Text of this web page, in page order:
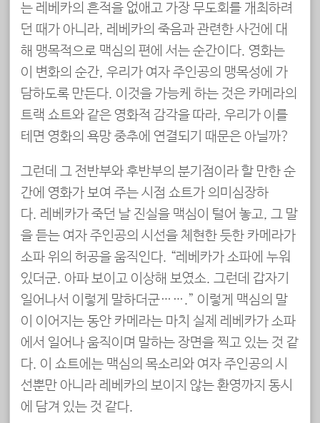
는 레베카의 흔적을 없애고 가장 무도회를 개최하려
던 때가 아니라, 레베카의 죽음과 관련한 사건에 대
해 맹목적으로 맥심의 편에 서는 순간이다. 영화는
이 변화의 순간, 우리가 여자 주인공의 맹목성에 가
담하도록 만든다. 이것을 가능케 하는 것은 카메라의
트랙 쇼트와 같은 영화적 감각을 따라, 우리가 이를
테면 영화의 욕망 중추에 연결되기 때문은 아닐까?
그런데 그 전반부와 후반부의 분기점이라 할 만한 순
간에 영화가 보여 주는 시점 쇼트가 의미심장하
다. 레베카가 죽던 날 진실을 맥심이 털어 놓고, 그 말
을 듣는 여자 주인공의 시선을 체현한 듯한 카메라가
소파 위의 허공을 움직인다. “레베카가 소파에 누워
있더군. 아파 보이고 이상해 보였소. 그런데 갑자기
일어나서 이렇게 말하더군…….” 이렇게 맥심의 말
이 이어지는 동안 카메라는 마치 실제 레베카가 소파
에서 일어나 움직이며 말하는 장면을 찍고 있는 것 같
다. 이 쇼트에는 맥심의 목소리와 여자 주인공의 시
선뿐만 아니라 레베카의 보이지 않는 환영까지 동시
에 담겨 있는 것 같다.